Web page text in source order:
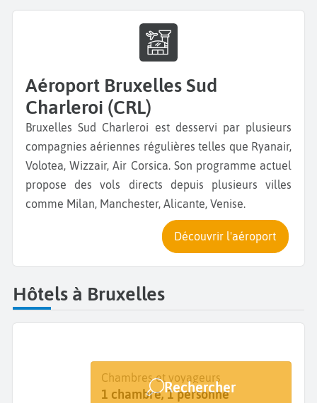
Aéroport Bruxelles Sud
Charleroi (CRL)
Bruxelles Sud Charleroi est desservi par plusieurs
compagnies aériennes régulières telles que Ryanair,
Volotea, Wizzair, Air Corsica. Son programme actuel
propose des vols directs depuis plusieurs villes
comme Milan, Manchester, Alicante, Venise.
Découvrir l'aéroport
Hôtels à Bruxelles
Destination
Bruxelles
Dates
Dates de votre séjour
Chambres et voyageurs
1 chambre, 1 personne
Rechercher